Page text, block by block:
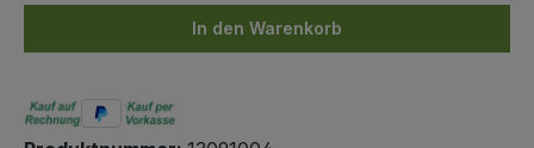
In den Warenkorb